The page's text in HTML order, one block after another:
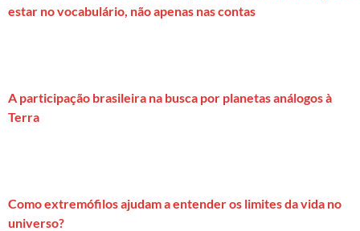
estar no vocabulário, não apenas nas contas
A participação brasileira na busca por planetas análogos à
Terra
Como extremófilos ajudam a entender os limites da vida no
universo?